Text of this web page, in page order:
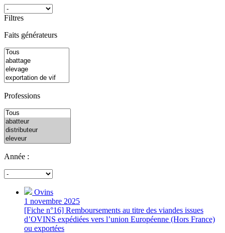
Filtres
Faits générateurs
Professions
Année :
Ovins
1 novembre 2025
[Fiche n°16] Remboursements au titre des viandes issues
d’OVINS expédiées vers l’union Européenne (Hors France)
ou exportées